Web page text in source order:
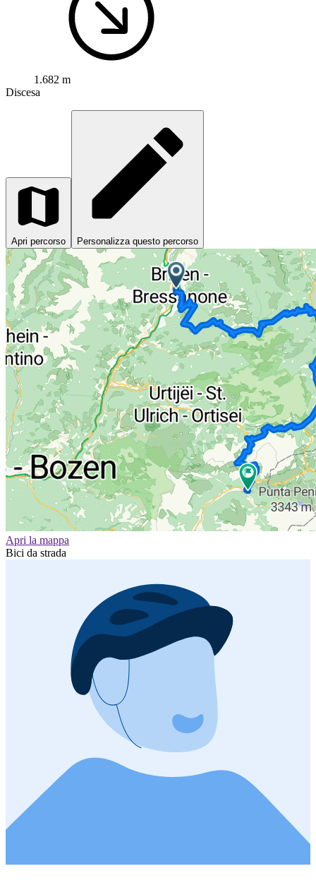
1.682 m
Discesa
Apri percorso Personalizza questo percorso
Apri la mappa
Bici da strada